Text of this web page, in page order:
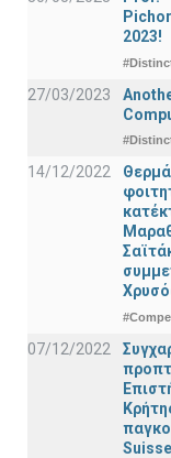
2023!
27/03/2023
14/12/2022
07/12/2022